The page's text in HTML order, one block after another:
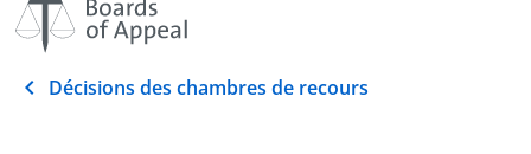
Décisions des chambres de recours